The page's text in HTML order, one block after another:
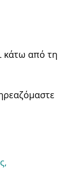
κάτω από τη